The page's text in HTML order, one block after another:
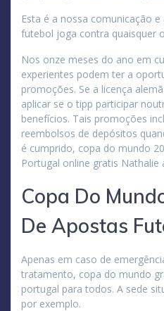
Esta é a nossa comunicação
futebol joga contra quaisquer
Nos onze meses do ano em
experientes podem ter a
promoções. Se a licença
aplicar se o tipp participar
benefícios. Tais promoções
reembolsos de depósitos
é cumprido, copa do mundo
Portugal online gratis Nathalie
Copa Do
De Apostas
Apenas em caso de
tratamento, copa do mundo
portugal para todos. A sede
por exemplo.